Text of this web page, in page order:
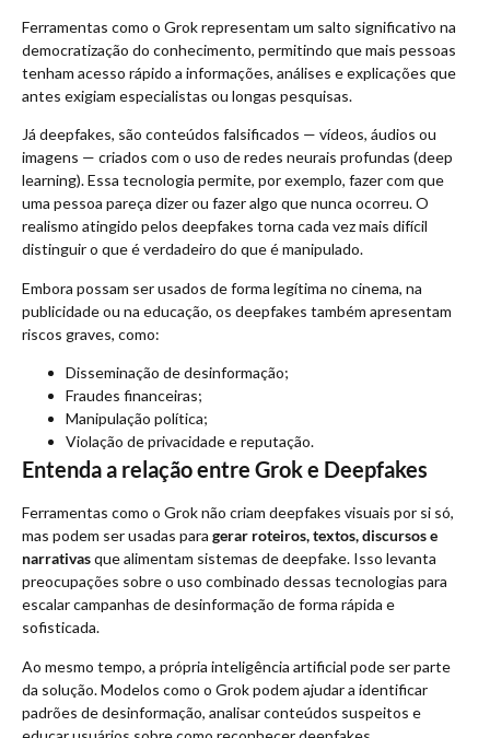
Ferramentas como o Grok representam um salto significativo na
democratização do conhecimento, permitindo que mais pessoas
tenham acesso rápido a informações, análises e explicações que
antes exigiam especialistas ou longas pesquisas.
Já deepfakes, são conteúdos falsificados — vídeos, áudios ou
imagens — criados com o uso de redes neurais profundas (deep
learning). Essa tecnologia permite, por exemplo, fazer com que
uma pessoa pareça dizer ou fazer algo que nunca ocorreu. O
realismo atingido pelos deepfakes torna cada vez mais difícil
distinguir o que é verdadeiro do que é manipulado.
Embora possam ser usados de forma legítima no cinema, na
publicidade ou na educação, os deepfakes também apresentam
riscos graves, como:
Disseminação de desinformação;
Fraudes financeiras;
Manipulação política;
Violação de privacidade e reputação.
Entenda a relação entre Grok e Deepfakes
Ferramentas como o Grok não criam deepfakes visuais por si só,
mas podem ser usadas para gerar roteiros, textos, discursos e
narrativasque alimentam sistemas de deepfake. Isso levanta
preocupações sobre o uso combinado dessas tecnologias para
escalar campanhas de desinformação de forma rápida e
sofisticada.
Ao mesmo tempo, a própria inteligência artificial pode ser parte
da solução. Modelos como o Grok podem ajudar a identificar
padrões de desinformação, analisar conteúdos suspeitos e